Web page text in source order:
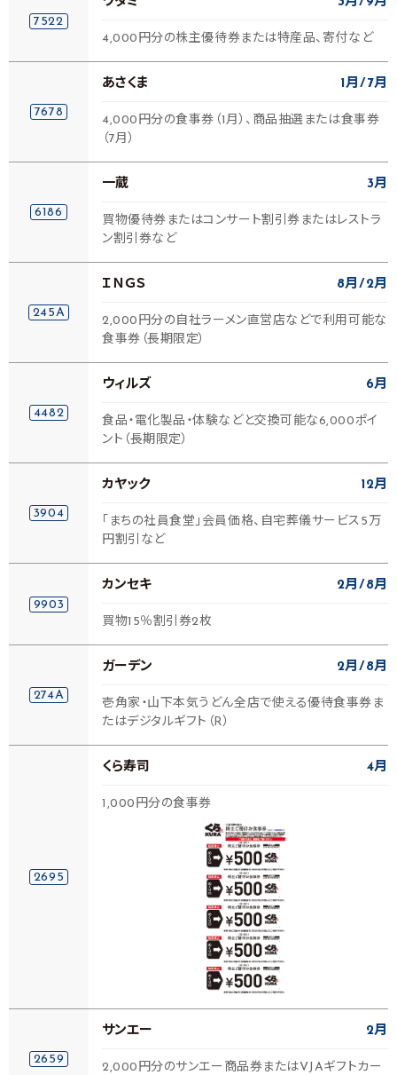
7522
4,000円分の株主優待券または特産品、寄付など
7678
あさくま 1月 7月
4,000円分の食事券（1月）、商品抽選または食事券
（7月）
6186
一蔵 3月
買物優待券またはコンサート割引券またはレストラ
ン割引券など
245A
ＩＮＧＳ 8月 2月
2,000円分の自社ラーメン直営店などで利用可能な
食事券（長期限定）
4482
ウィルズ 6月
食品・電化製品・体験などと交換可能な6,000ポイ
ント（長期限定）
3904
カヤック 12月
「まちの社員食堂」会員価格、自宅葬儀サービス5万
円割引など
9903
カンセキ 2月 8月
買物15％割引券2枚
274A
ガーデン 2月 8月
壱角家・山下本気うどん全店で使える優待食事券ま
たはデジタルギフト（R）
2695
くら寿司 4月
1,000円分の食事券
2659
サンエー 2月
2,000円分のサンエー商品券またはVJAギフトカー